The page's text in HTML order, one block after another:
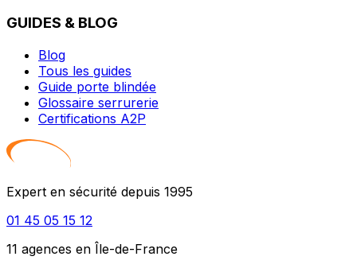
GUIDES & BLOG
Blog
Tous les guides
Guide porte blindée
Glossaire serrurerie
Certifications A2P
Expert en sécurité depuis 1995
01 45 05 15 12
11 agences en Île-de-France